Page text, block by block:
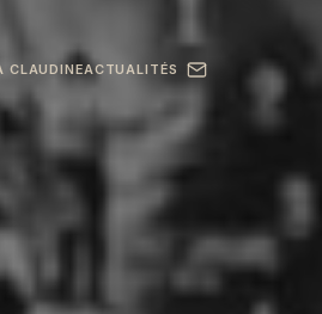
CLAUDINEACTUALITÉS